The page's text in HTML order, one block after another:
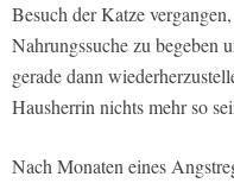
Besuch der Katze
Nahrungssuche zu begeben
gerade dann
Hausherrin nichts mehr so
Nach Monaten eines